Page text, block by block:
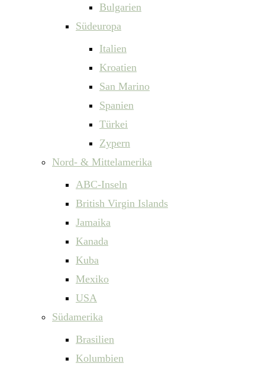
Bulgarien
Südeuropa
Italien
Kroatien
San Marino
Spanien
Türkei
Zypern
Nord- & Mittelamerika
ABC-Inseln
British Virgin Islands
Jamaika
Kanada
Kuba
Mexiko
USA
Südamerika
Brasilien
Kolumbien